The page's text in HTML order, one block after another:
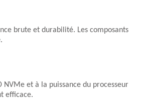
brute et durabilité. Les composants
et à la puissance du processeur
efficace.